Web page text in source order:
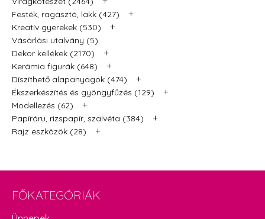
Festék, ragasztó, lakk (427) +
Kreatív gyerekek (530) +
Vásárlási utalvány (5)
Dekor kellékek (2170)
+
Kerámia figurák (648) +
Díszíthető alapanyagok (474) +
Ékszerkészítés és gyöngyfűzés (129) +
Modellezés (62) +
Papíráru, rizspapír, szalvéta (384) +
Rajz eszközök (28) +
FŐKATEGÓRIÁK